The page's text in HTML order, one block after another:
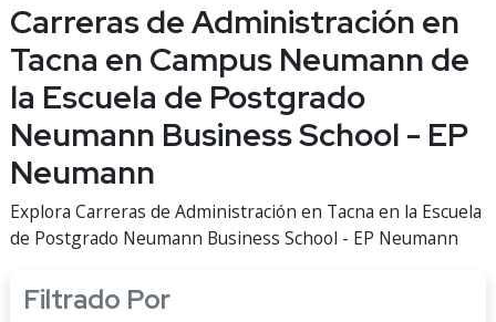
Carreras de Administración en
Tacna en Campus Neumann de
la Escuela de Postgrado
Neumann Business School - EP
Neumann
Explora Carreras de Administración en Tacna en la Escuela
de Postgrado Neumann Business School - EP Neumann
Filtrado Por